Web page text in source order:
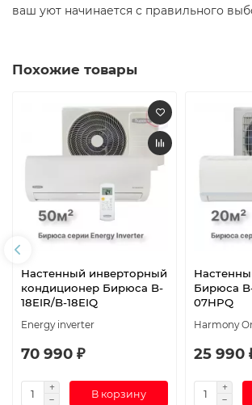
ваш уют начинается с правильного
Похожие товары
Настенный инверторный
кондиционер Бирюса B-
18EIR/B-18EIQ
Energy inverter
70 990 ₽
В корзину
Бирюса
07HPQ
Harmony
25 990